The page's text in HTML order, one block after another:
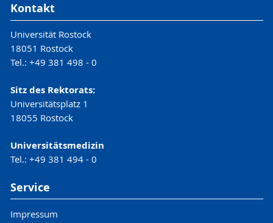
Kontakt
Universität Rostock
18051 Rostock
Tel.: +49 381 498 - 0
Sitz des Rektorats:
Universitätsplatz 1
18055 Rostock
Universitätsmedizin
Tel.: +49 381 494 - 0
Service
Impressum